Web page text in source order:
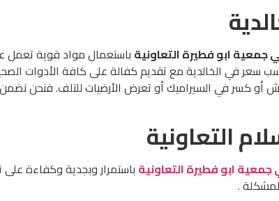
ابو فطيرة التعاونية باستعمال مواد قوية تعمل
سعر في الخالدية مع تقديم كفالة على كافة الأدوات
كسر في السيراميك أو تعرض الأرضيات للتلف. فنحن
التعاونية
ابو فطيرة التعاونية باستمرار وبجدية وكفاءة
.